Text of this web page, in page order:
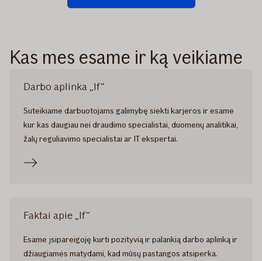
Kas mes esame ir ką veikiame
Darbo aplinka „If“
Suteikiame darbuotojams galimybę siekti karjeros ir esame
kur kas daugiau nei draudimo specialistai, duomenų analitikai,
žalų reguliavimo specialistai ar IT ekspertai.
Faktai apie „If“
Esame įsipareigoję kurti pozityvią ir palankią darbo aplinką ir
džiaugiamės matydami, kad mūsų pastangos atsiperka.